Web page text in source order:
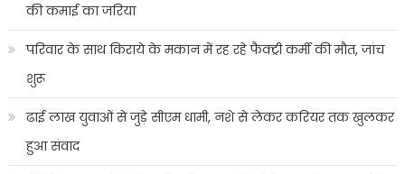
की कमाई का जरिया
परिवार के साथ किराये के मकान में रह रहे फैक्ट्री कर्मी की मौत, जांच
शुरू
ढाई लाख युवाओं से जुड़े सीएम धामी, नशे से लेकर करियर तक खुलकर
हुआ संवाद